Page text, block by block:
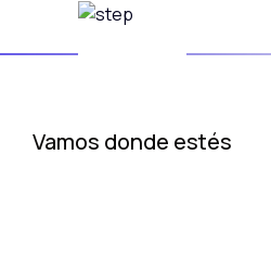
Vamos donde estés